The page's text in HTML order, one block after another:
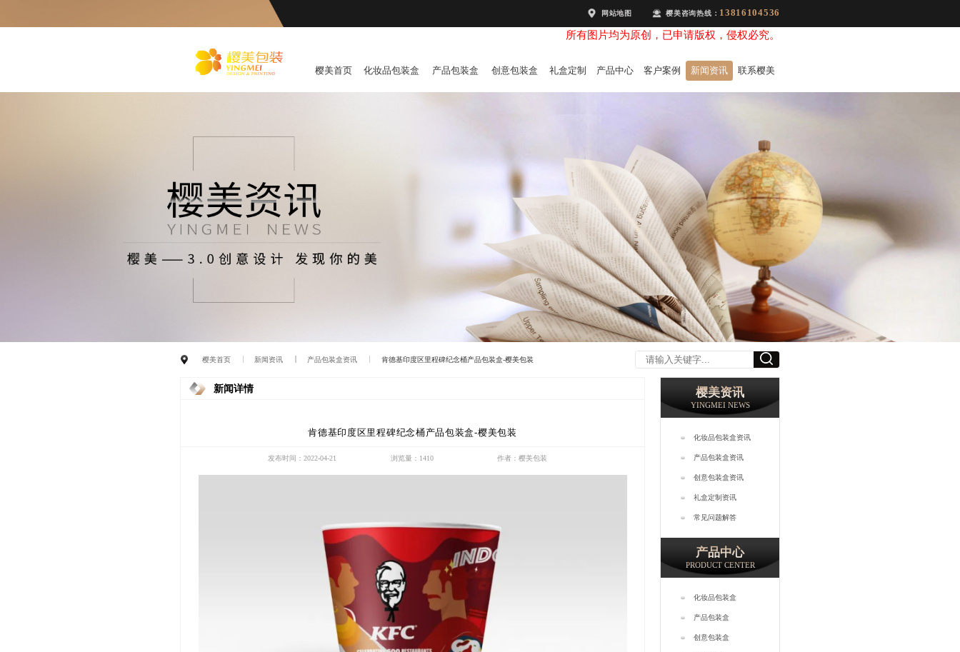
网站地图 樱美咨询热线： 13816104536
所有图片均为原创，已申请版权，侵权必究。
化
妆品包装盒工厂,高档包装
樱美首页 化妆品包装盒 产品包装盒 创意包装盒 礼盒定制 产品中心 客户案例 新闻资讯 联系樱美
樱美首页 新闻资讯 产品包装盒资讯 肯德基印度区里程碑纪念桶产品包装盒-樱美包装
樱美资讯
YINGMEI NEWS
化妆品包装盒资讯
产品包装盒资讯
创意包装盒资讯
礼盒定制资讯
常见问题解答
产品中心
PRODUCT CENTER
化妆品包装盒
产品包装盒
创意包装盒
新闻详情
肯德基印度区里程碑纪念桶产品包装盒-樱美包装
发布时间：2022-04-21 浏览量：1410 作者：樱美包装